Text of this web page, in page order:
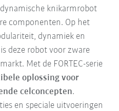
dynamische knikarmrobot
componenten. Op het
dynamiek en
deze robot voor zware
Met de FORTEC-serie
oplossing voor
celconcepten.
en speciale uitvoeringen